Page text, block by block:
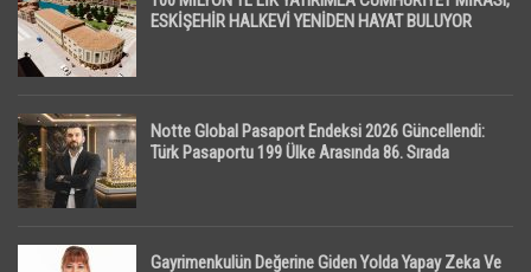
ESKİŞEHİR HALKEVİ YENİDEN HAYAT BULUYOR
Notte Global Pasaport Endeksi 2026 Güncellendi:
Türk Pasaportu 199 Ülke Arasında 86. Sırada
Gayrimenkulün Değerine Giden Yolda Yapay Zeka Ve